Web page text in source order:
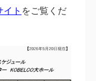
イト をご覧くだ